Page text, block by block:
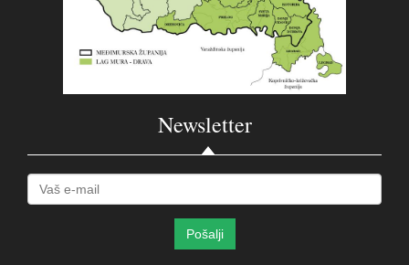
Newsletter